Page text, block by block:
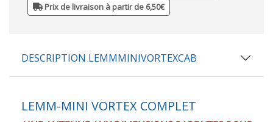
Prix de livraison à partir de 6,50€
DESCRIPTION LEMMMINIVORTEXCAB
LEMM-MINI VORTEX COMPLET